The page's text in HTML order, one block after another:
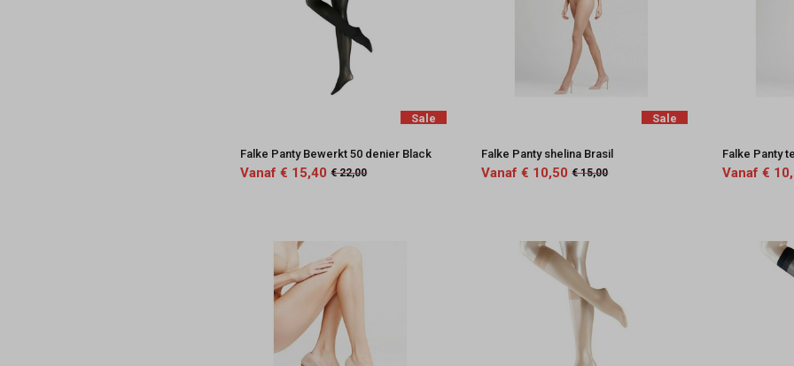
Sale
Falke Panty Bewerkt 50 denier Black
Vanaf € 15,40 € 22,00
Sale
Falke Panty shelina Brasil
Vanaf € 10,50 € 15,00
Falke Panty
Vanaf €